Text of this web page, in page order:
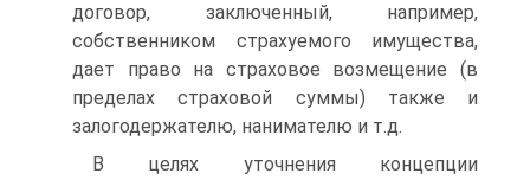
договор, заключенный, например,
собственником страхуемого имущества,
дает право на страховое возмещение (в
пределах страховой суммы) также и
залогодержателю, нанимателю и т.д.
В целях уточнения концепции